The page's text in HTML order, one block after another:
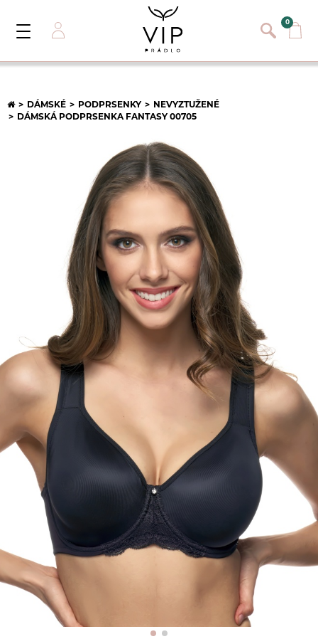
Přihlásit se
Registrace nového zákazníka
Zapomněli jste heslo ?
0
Toggle
DÁMSKÉ PODPRSENKY
NEVYZTUŽENÉ
DÁMSKÁ PODPRSENKA FANTASY 00705